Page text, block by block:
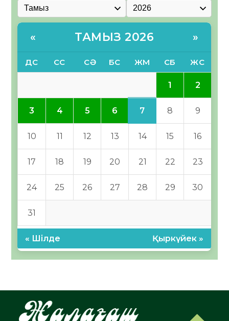
« ТАМЫЗ 2026 »
ДС СС СӘ БС ЖМ СБ ЖС
1 2
3 4 5 6 7 8 9
10 11 12 13 14 15 16
17 18 19 20 21 22 23
24 25 26 27 28 29 30
31
« Шілде Қыркүйек »